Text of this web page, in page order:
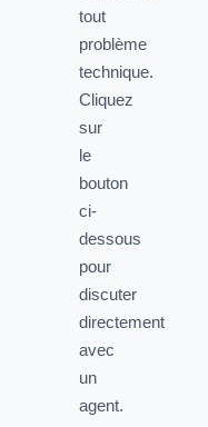
tout
problème
technique.
Cliquez
sur
le
bouton
ci-
dessous
pour
discuter
directement
avec
un
agent.